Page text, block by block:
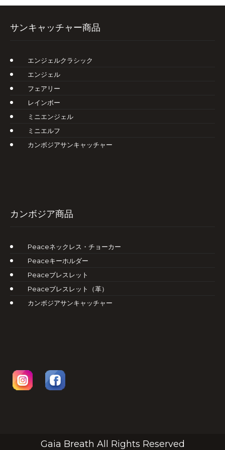
サンキャッチャー商品
エンジェルクラシック
エンジェル
フェアリー
レインボー
ミニエンジェル
ミニエルフ
カンボジアサンキャッチャー
カンボジア商品
Peaceネックレス・チョーカー
Peaceキーホルダー
Peaceブレスレット
Peaceブレスレット（革）
カンボジアサンキャッチャー
Gaia Breath All Rights Reserved